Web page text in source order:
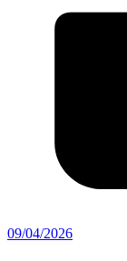
09/04/2026